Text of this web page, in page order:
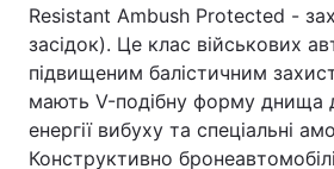
Техно і зв'язок Лайт
Зброя
Resistant Ambush Protected -
засідок). Це клас військових
підвищеним балістичним
мають V-подібну форму днища
енергії вибуху та спеціальні
Конструктивно